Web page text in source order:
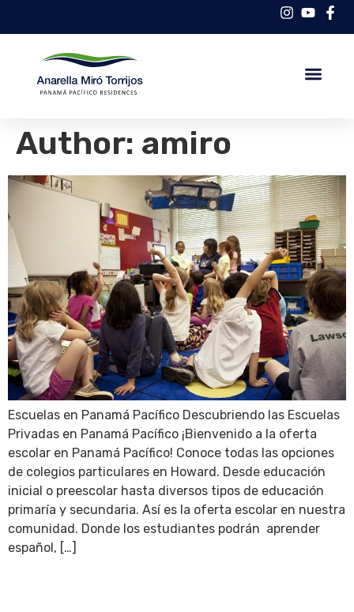
Author: amiro
Escuelas en Panamá Pacífico Descubriendo las Escuelas
Privadas en Panamá Pacífico ¡Bienvenido a la oferta
escolar en Panamá Pacífico! Conoce todas las opciones
de colegios particulares en Howard. Desde educación
inicial o preescolar hasta diversos tipos de educación
primaría y secundaria. Así es la oferta escolar en nuestra
comunidad. Donde los estudiantes podrán aprender
español, […]